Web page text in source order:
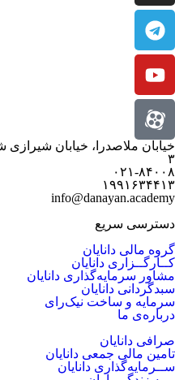
خیابان ملاصدرا، خیابان شیرازی
۳
۰۲۱-۸۴۰۰۸
۱۹۹۱۶۳۴۴۱۳
info@danayan.academy
دسترسی سریع
گروه مالی دانایان
کــارگــزاری دانایان
مشاور سرمایه‌گذاری دانایان
سبدگردانی دانایان
سرمایه و ساخت نیک‌رای
درباره‌ی ما
صرافی دانایان
تامین مالی جمعی دانایان
ســرمایه‌گذاری دانایان